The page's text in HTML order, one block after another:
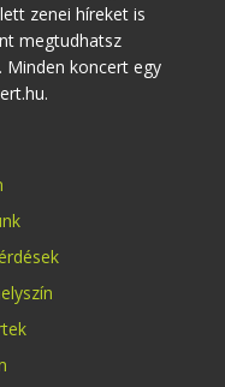
zenei híreket is
megtudhatsz
Minden koncert egy